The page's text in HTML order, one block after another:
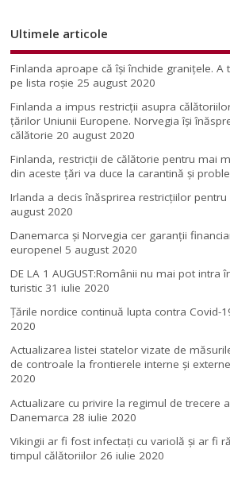
Ultimele articole
Finlanda aproape că își închide granițele. A
pe lista roșie 25 august 2020
Finlanda a impus restricţii asupra
ţărilor Uniunii Europene. Norvegia își
călătorie 20 august 2020
Finlanda, restricţii de călătorie pentru mai
din aceste ţări va duce la carantină şi
Irlanda a decis înăsprirea restricțiilor
august 2020
Danemarca și Norvegia cer garanții
europene! 5 august 2020
DE LA 1 AUGUST:Românii nu mai pot intra
turistic 31 iulie 2020
Țările nordice continuă lupta contra Covid-
2020
Actualizarea listei statelor vizate de
de controale la frontierele interne și
2020
Actualizare cu privire la regimul de trecere
Danemarca 28 iulie 2020
Vikingii ar fi fost infectaţi cu variolă şi ar fi
timpul călătoriilor 26 iulie 2020